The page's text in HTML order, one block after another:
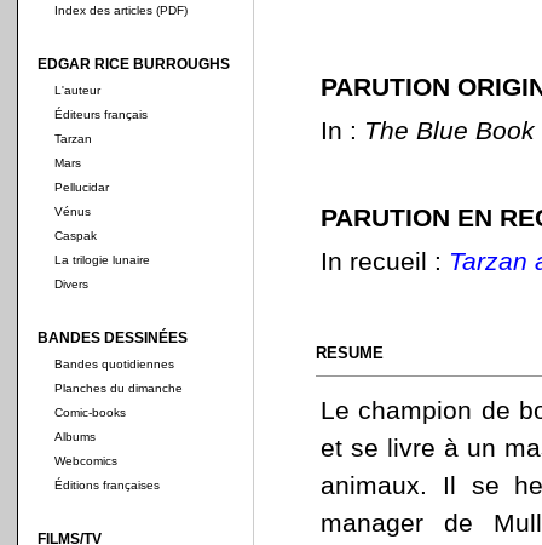
Index des articles (PDF)
EDGAR RICE BURROUGHS
L'auteur
Éditeurs français
Tarzan
Mars
Pellucidar
Vénus
Caspak
La trilogie lunaire
Divers
BANDES DESSINÉES
Bandes quotidiennes
Planches du dimanche
Comic-books
Albums
Webcomics
Éditions françaises
FILMS/TV
PARUTION
In : The Blue
PARUTION EN
In recueil : Tarzan
RESUME
Le champion de
et se livre à un
animaux. Il se
manager de